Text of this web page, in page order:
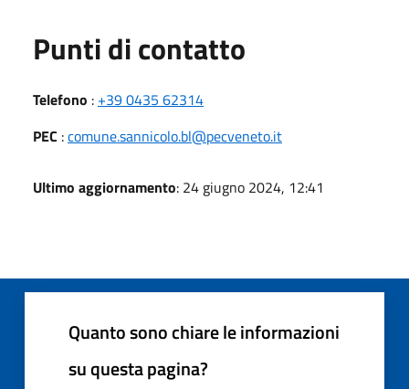
Punti di contatto
Telefono : +39 0435 62314
PEC :comune.sannicolo.bl@pecveneto.it
Ultimo aggiornamento: 24 giugno 2024, 12:41
Quanto sono chiare le informazioni
su questa pagina?